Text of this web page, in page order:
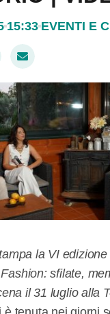
15:33 EVENTI E
la VI edizione
sfilate,
il 31 luglio alla